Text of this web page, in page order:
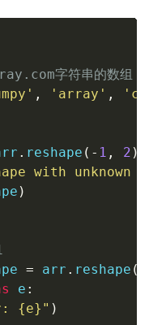
字符串的数组
, 'array' ,
. reshape ( - 1 , 2 )
with unknown
)
= arr . reshape (
e :
{e} " )